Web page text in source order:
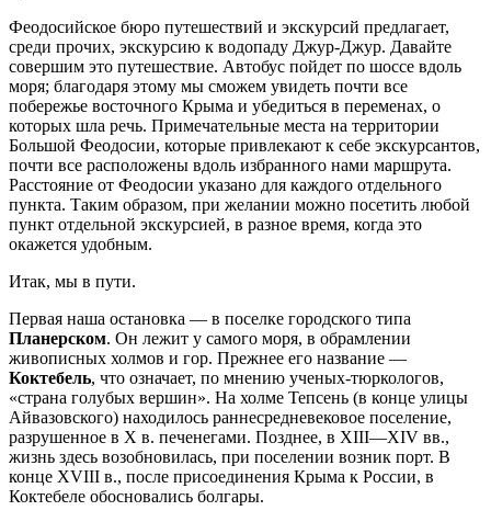
Феодосийское бюро путешествий и экскурсий предлагает,
среди прочих, экскурсию к водопаду Джур-Джур. Давайте
совершим это путешествие. Автобус пойдет по шоссе вдоль
моря; благодаря этому мы сможем увидеть почти все
побережье восточного Крыма и убедиться в переменах, о
которых шла речь. Примечательные места на территории
Большой Феодосии, которые привлекают к себе экскурсантов,
почти все расположены вдоль избранного нами маршрута.
Расстояние от Феодосии указано для каждого отдельного
пункта. Таким образом, при желании можно посетить любой
пункт отдельной экскурсией, в разное время, когда это
окажется удобным.
Итак, мы в пути.
Первая наша остановка — в поселке городского типа
Планерском. Он лежит у самого моря, в обрамлении
живописных холмов и гор. Прежнее его название —
Коктебель, что означает, по мнению ученых-тюркологов,
«страна голубых вершин». На холме Тепсень (в конце улицы
Айвазовского) находилось раннесредневековое поселение,
разрушенное в X в. печенегами. Позднее, в XIII—XIV вв.,
жизнь здесь возобновилась, при поселении возник порт. В
конце XVIII в., после присоединения Крыма к России, в
Коктебеле обосновались болгары.